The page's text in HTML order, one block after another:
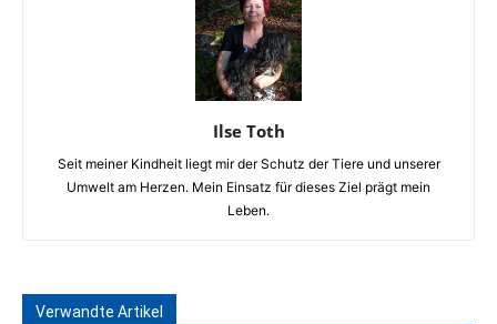
Ilse Toth
Seit meiner Kindheit liegt mir der Schutz der Tiere und unserer
Umwelt am Herzen. Mein Einsatz für dieses Ziel prägt mein
Leben.
Verwandte Artikel